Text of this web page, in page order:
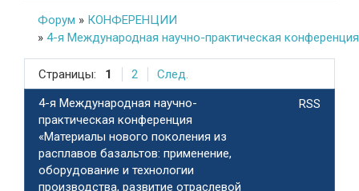
Форум » КОНФЕРЕНЦИИ
» 4-я Международная научно-практическая
Страницы: 1 2 След.
RSS
4-я Международная научно-
практическая конференция
«Материалы нового поколения из
расплавов базальтов: применение,
оборудование и технологии
производства, развитие отраслевой